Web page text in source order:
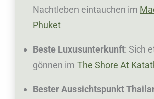
Nachtleben eintauchen im
Phuket
Beste Luxusunterkunft: Sich
gönnen im The Shore At
Bester Aussichtspunkt